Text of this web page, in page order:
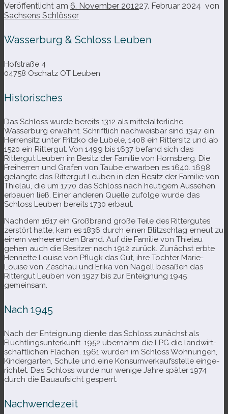
Veröffentlicht am 6. November 201227. Februar 2024 von
Sachsens Schlösser
Wasserburg & Schloss Leuben
Hofstraße 4
04758 Oschatz OT Leuben
Historisches
Das Schloss wurde bereits 1312 als mit­tel­al­ter­li­che
Wasserburg erwähnt. Schriftlich nach­weis­bar sind 1347 ein
Herrensitz unter Fritzko de Lubele, 1408 ein Rittersitz und ab
1520 ein Rittergut. Von 1499 bis 1637 befand sich das
Rittergut Leuben im Besitz der Familie von Hornsberg. Die
Freiherren und Grafen von Taube erwar­ben es 1640. 1698
gelangte das Rittergut Leuben in den Besitz der Familie von
Thielau, die um 1770 das Schloss nach heu­ti­gem Aussehen
erbauen ließ. Einer ande­ren Quelle zufolge wurde das
Schloss Leuben bereits 1730 erbaut.
Nachdem 1617 ein Großbrand große Teile des Rittergutes
zer­stört hatte, kam es 1836 durch einen Blitzschlag erneut zu
einem ver­hee­ren­den Brand. Auf die Familie von Thielau
gehen auch die Besitzer nach 1912 zurück. Zunächst erbte
Henriette Louise von Pflugk das Gut, ihre Töchter Marie-​
Louise von Zeschau und Erika von Nagell besa­ßen das
Rittergut Leuben von 1927 bis zur Enteignung 1945
gemeinsam.
Nach 1945
Nach der Enteignung diente das Schloss zunächst als
Flüchtlingsunterkunft. 1952 über­nahm die LPG die land­wirt­
schaft­li­chen Flächen. 1961 wur­den im Schloss Wohnungen,
Kindergarten, Schule und eine Konsumverkaufsstelle ein­ge­
rich­tet. Das Schloss wurde nur wenige Jahre spä­ter 1974
durch die Bauaufsicht gesperrt.
Nachwendezeit